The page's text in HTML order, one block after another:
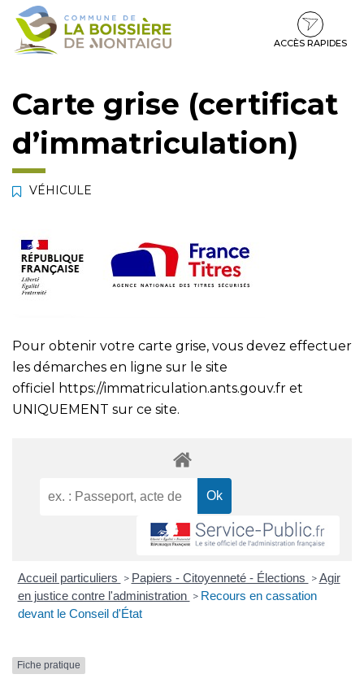
Gestion des traceurs
Aller
Aller
contenu
Aller
pied
ACCÈS RAPIDES
Carte grise (certificat
d’immatriculation)
VÉHICULE
Pour obtenir votre carte grise, vous devez effectuer
les démarches en ligne sur le site
officiel
https://immatriculation.ants.gouv.fr et
UNIQUEMENT sur ce site.
Accueil particuliers > Papiers - Citoyenneté - Élections > Agir
en justice contre l'administration > Recours en cassation
devant le Conseil d'État
Fiche pratique